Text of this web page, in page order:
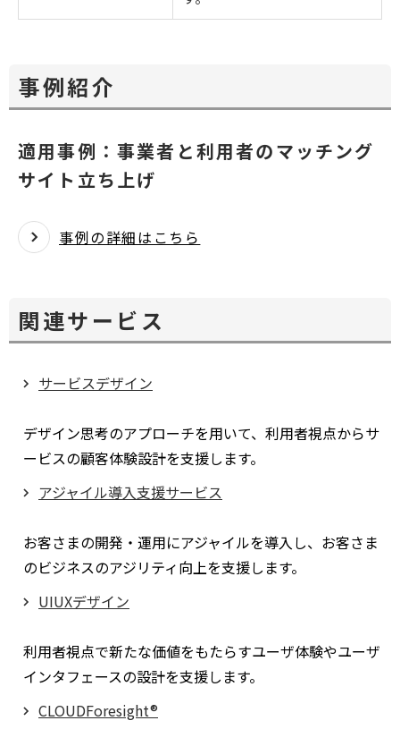
事例紹介
適用事例：事業者と利用者のマッチング
サイト立ち上げ
事例の詳細はこちら
関連サービス
サービスデザイン
デザイン思考のアプローチを用いて、利用者視点からサ
ービスの顧客体験設計を支援します。
アジャイル導入支援サービス
お客さまの開発・運用にアジャイルを導入し、お客さま
のビジネスのアジリティ向上を支援します。
UIUXデザイン
利用者視点で新たな価値をもたらすユーザ体験やユーザ
インタフェースの設計を支援します。
CLOUDForesight®